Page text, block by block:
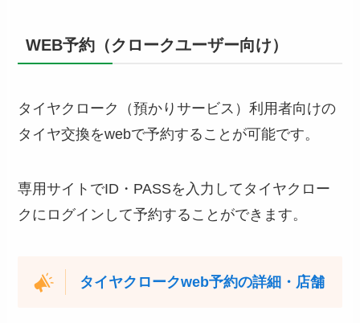
WEB予約（クロークユーザー向け）
タイヤクローク（預かりサービス）利用者向けの
タイヤ交換をwebで予約することが可能です。
専用サイトでID・PASSを入力してタイヤクロー
クにログインして予約することができます。
タイヤクロークweb予約の詳細・店舗